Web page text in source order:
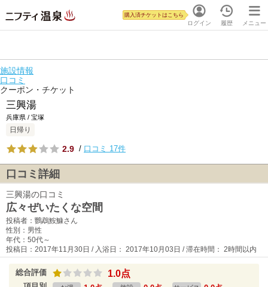
ログイン
購入済チケットはこちら
履歴 メニュー
施設情報
口コミ
クーポン・チケット
三興湯
兵庫県 / 宝塚
日帰り
2.9 / 口コミ 17件
口コミ詳細
三興湯の口コミ
広々ぜいたくな空間
投稿者：鸚鵡鮟鱇さん
性別：男性
年代：50代～
投稿日：2017年11月30日 / 入浴日： 2017年10月03日 / 滞在時間： 2時間以内
総合評価 1.0点